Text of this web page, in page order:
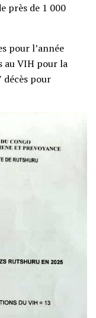
près de 1 000
pour l’année
au VIH pour la
décès pour